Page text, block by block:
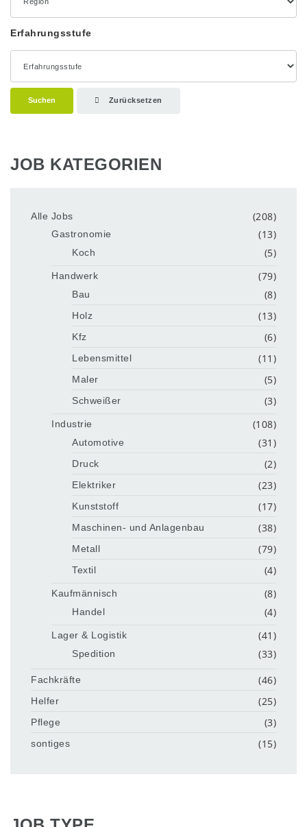
Erfahrungsstufe
Suchen Zurücksetzen
JOB KATEGORIEN
Alle Jobs (208)
Gastronomie (13)
Koch (5)
Handwerk (79)
Bau (8)
Holz (13)
Kfz (6)
Lebensmittel (11)
Maler (5)
Schweißer (3)
Industrie (108)
Automotive (31)
Druck (2)
Elektriker (23)
Kunststoff (17)
Maschinen- und Anlagenbau (38)
Metall (79)
Textil (4)
Kaufmännisch (8)
Handel (4)
Lager & Logistik (41)
Spedition (33)
Fachkräfte (46)
Helfer (25)
Pflege (3)
sontiges (15)